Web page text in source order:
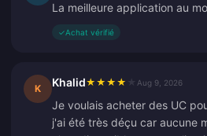
La meilleure application au
✓Achat vérifié
K Khalid★ ★ ★ ★ Aug 9, 2026
Je voulais acheter des UC
j'ai été très déçu car aucune